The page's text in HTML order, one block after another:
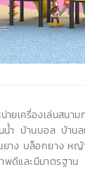
น่ายเครื่องเล่นสนา
นน้ำ บ้านบอล บ้าน
าง บล็อกยาง หญ้
ดีและมีมาตรฐา